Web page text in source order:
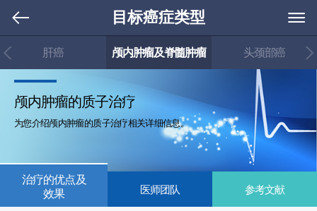
目标癌症类型
肝癌 颅内肿瘤及脊髓肿瘤 头颈部癌
颅内肿瘤的质子治疗
为您介绍颅内肿瘤的质子治疗相关详细信息。
治疗的优点及
效果
医师团队 参考文献